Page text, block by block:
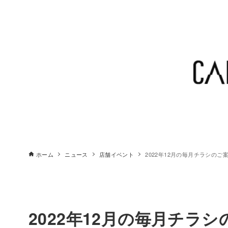
ホーム ニュース 店舗イベント 2022年12月の毎月チラシのご
2022年12月の毎月チラシ